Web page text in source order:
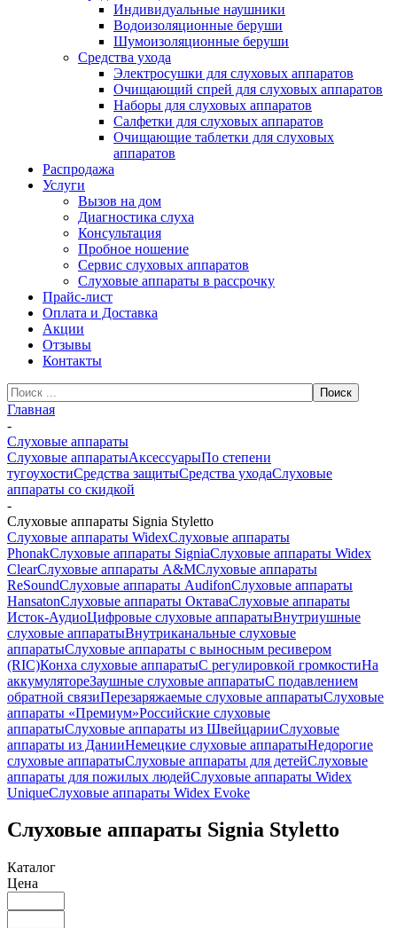
Индивидуальные наушники
Водоизоляционные беруши
Шумоизоляционные беруши
Средства ухода
Электросушки для слуховых аппаратов
Очищающий спрей для слуховых аппаратов
Наборы для слуховых аппаратов
Салфетки для слуховых аппаратов
Очищающие таблетки для слуховых
аппаратов
Распродажа
Услуги
Вызов на дом
Диагностика слуха
Консультация
Пробное ношение
Сервис слуховых аппаратов
Слуховые аппараты в рассрочку
Прайс-лист
Оплата и Доставка
Акции
Отзывы
Контакты
Главная
-
Слуховые аппараты
Слуховые аппаратыАксессуарыПо степени
тугоухостиСредства защитыСредства уходаСлуховые
аппараты со скидкой
-
Слуховые аппараты Signia Styletto
Слуховые аппараты WidexСлуховые аппараты
PhonakСлуховые аппараты SigniaСлуховые аппараты Widex
ClearСлуховые аппараты A&MСлуховые аппараты
ReSoundСлуховые аппараты AudifonСлуховые аппараты
HansatonСлуховые аппараты ОктаваСлуховые аппараты
Исток-АудиоЦифровые слуховые аппаратыВнутриушные
слуховые аппаратыВнутриканальные слуховые
аппаратыСлуховые аппараты с выносным ресивером
(RIC)Конха слуховые аппаратыС регулировкой громкостиНа
аккумулятореЗаушные слуховые аппаратыC подавлением
обратной связиПерезаряжаемые слуховые аппаратыСлуховые
аппараты «Премиум»Российские слуховые
аппаратыСлуховые аппараты из ШвейцарииСлуховые
аппараты из ДанииНемецкие слуховые аппаратыНедорогие
слуховые аппаратыСлуховые аппараты для детейСлуховые
аппараты для пожилых людейСлуховые аппараты Widex
UniqueСлуховые аппараты Widex Evoke
Слуховые аппараты Signia Styletto
Каталог
Цена